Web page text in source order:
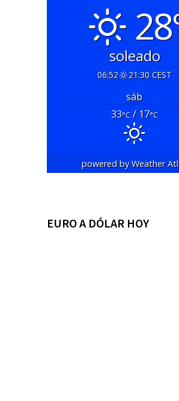
soleado
06:52 21:30 CEST
sáb
33°C/ 17°C
powered byWeather
EURO A DÓLAR HOY